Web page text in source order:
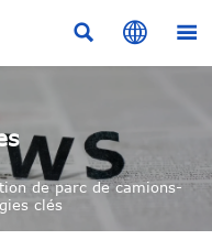
  
de parc de camions-
clés